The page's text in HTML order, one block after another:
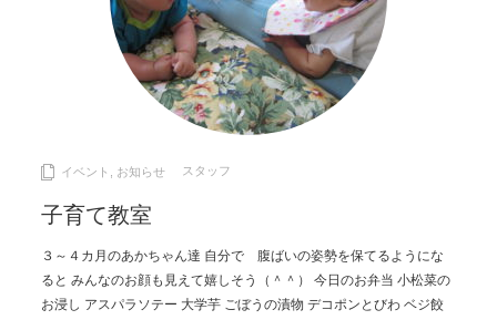
イベント , お知らせ スタッフ
子育て教室
３～４カ月のあかちゃん達 自分で 腹ばいの姿勢を保てるようにな
ると みんなのお顔も見えて嬉しそう（＾＾） 今日のお弁当 小松菜の
お浸し アスパラソテー 大学芋 ごぼうの漬物 デコポンとびわ ベジ餃